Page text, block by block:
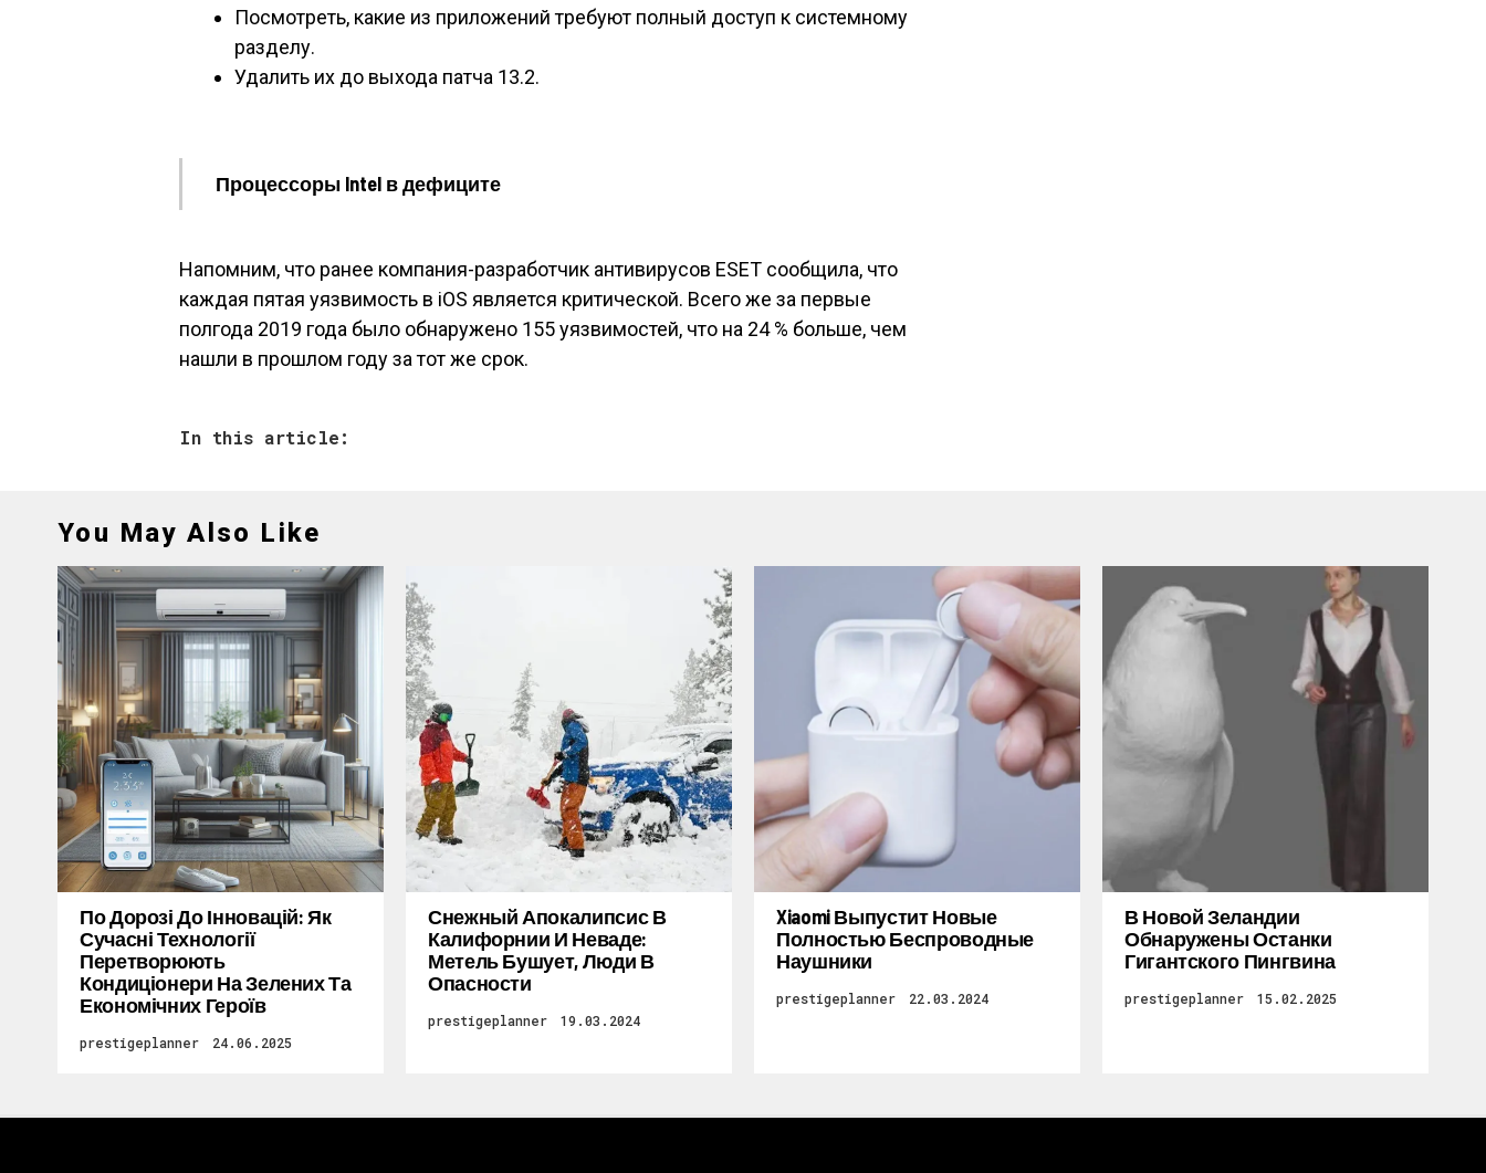
Посмотреть, какие из приложений требуют полный доступ к системному
разделу.
Удалить их до выхода патча 13.2.
Процессоры Intel в дефиците
Напомним, что ранее компания-разработчик антивирусов ESET сообщила, что
каждая пятая уязвимость в iOS является критической. Всего же за первые
полгода 2019 года было обнаружено 155 уязвимостей, что на 24 % больше, чем
нашли в прошлом году за тот же срок.
In this article:
You May Also Like
По Дорозі До Інновацій: Як
Сучасні Технології
Перетворюють
Кондиціонери На Зелених Та
Економічних Героїв
prestigeplanner 24.06.2025
Снежный Апокалипсис В
Калифорнии И Неваде:
Метель Бушует, Люди В
Опасности
prestigeplanner 19.03.2024
Xiaomi Выпустит Новые
Полностью Беспроводные
Наушники
prestigeplanner 22.03.2024
В Новой Зеландии
Обнаружены Останки
Гигантского Пингвина
prestigeplanner 15.02.2025